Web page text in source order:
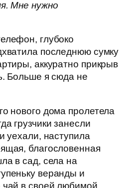
Мне нужно
глубоко
последнюю сумку
аккуратно прикрыв
Больше я сюда не
нового дома пролетела
грузчики занесли
уехали, наступила
благословенная
в сад, села на
веранды и
чай в своей любимой